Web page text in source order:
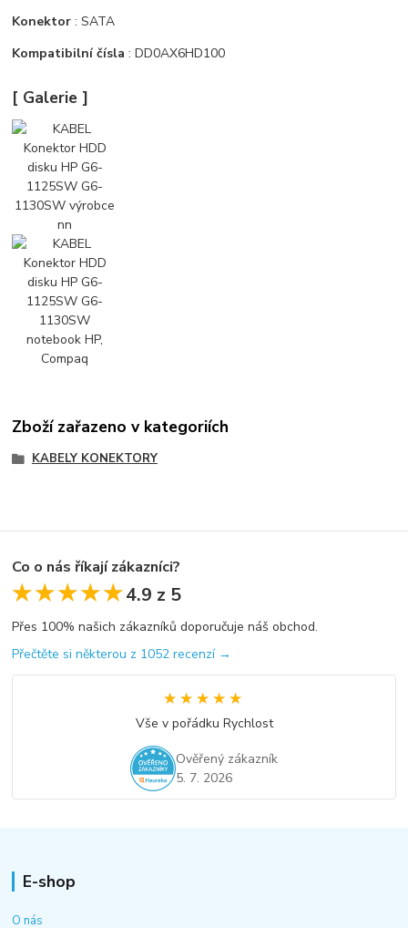
Konektor : SATA
Kompatibilní čísla : DD0AX6HD100
[ Galerie ]
Zboží zařazeno v kategoriích
KABELY KONEKTORY
Co o nás říkají zákazníci?
★★★★★
★★★★★4.9 z 5
Přes 100% našich zákazníků doporučuje náš obchod.
Přečtěte si některou z 1052 recenzí →
★★★★★
★★★★★
Vše v pořádku Rychlost
Ověřený zákazník
5. 7. 2026
E-shop
O nás